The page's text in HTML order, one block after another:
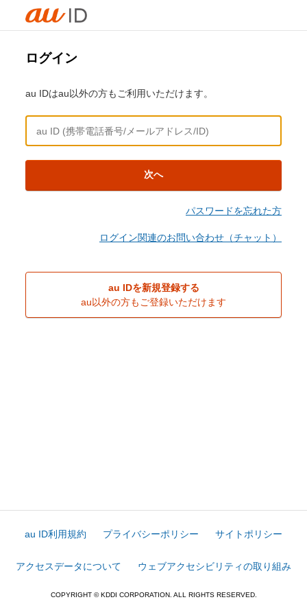
ログイン
au IDはau以外の方もご利用いただけます。
次へ
パスワードを忘れた方
ログイン関連のお問い合わせ（チャット）
au IDを新規登録する
au以外の方もご登録いただけます
au ID利用規約 プライバシーポリシー サイトポリシー
アクセスデータについて ウェブアクセシビリティの取り組み
COPYRIGHT © KDDI CORPORATION. ALL RIGHTS RESERVED.